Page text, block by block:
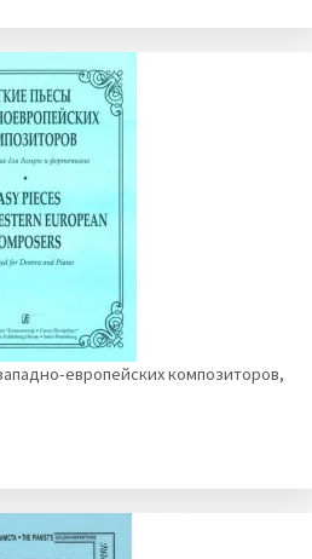
европейских композиторов,